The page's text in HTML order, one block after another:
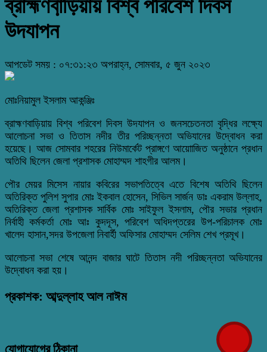
ব্রাহ্মণবা়ড়িয়ায় বিশ্ব পরিবেশ দিবস
উদযাপন
আপডেট সময় : ০৭:৩১:২৩ অপরাহ্ন, সোমবার, ৫ জুন ২০২৩
মোঃনিয়ামুল ইসলাম আকন্ঞ্জিঃ
ব্রাহ্মণবাড়িয়ায় বিশ্ব পরিবেশ দিবস উদযাপন ও জনসচেতনতা বৃদ্ধির লক্ষ্যে
আলোচনা সভা ও তিতাস নদীর তীর পরিচ্ছন্নতা অভিযানের উদ্বোধন করা
হয়েছে। আজ সোমবার শহরের নিউমার্কেট প্রাঙ্গণে আয়োাজিত অনুষ্ঠানে প্রধান
অতিথি ছিলেন জেলা প্রশাসক মোহাম্মদ শাহগীর আলম।
পৌর মেয়র মিসেস নায়ার কবিরের সভাপতিত্বে এতে বিশেষ অতিথি ছিলেন
অতিরিক্ত পুলিশ সুপার মোঃ ইকবাল হোসেন, সিভিল সার্জন ডাঃ একরাম উল্লাহ,
অতিরিক্ত জেলা প্রশাসক সার্বিক মোঃ সাইফুল ইসলাম, পৌর সভার প্রধান
নির্বাহী কর্মকর্তা মোঃ আঃ কুদদূস, পরিবেশ অধিদপ্তরের উপ-পরিচালক মোঃ
খালেদ হাসান,সদর উপজেলা নিবার্হী অফিসার মোহাম্মদ সেলিম শেখ প্রমূখ।
আলোচনা সভা শেষে আনন্দ বাজার ঘাটে তিতাস নদী পরিচ্ছন্নতা অভিযানের
উদ্বোধন করা হয়।
প্রকাশক: আব্দুল্লাহ আল নাঈম
যোগাযোগের ঠিকানা